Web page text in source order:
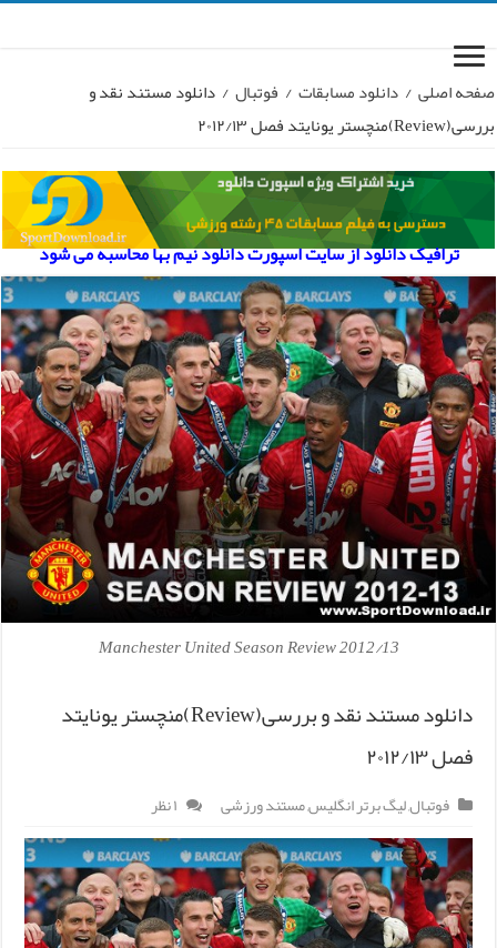
صفحه اصلی / دانلود مسابقات / فوتبال / دانلود مستند نقد و
بررسی(Review)منچستر یونایتد فصل ۲۰۱۲/۱۳
ترافیک دانلود از سایت اسپورت دانلود نیم بها محاسبه می شود
Manchester United Season Review 2012/13
دانلود مستند نقد و بررسی(Review)منچستر یونایتد
فصل ۲۰۱۲/۱۳
فوتبال,لیگ برتر انگلیس,مستند ورزشی ۱ نظر